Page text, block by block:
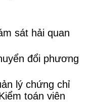
sát hải quan
đổi phương
lý chứng chỉ
toán viên